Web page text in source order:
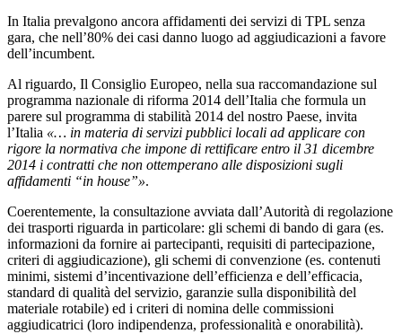
In Italia prevalgono ancora affidamenti dei servizi di TPL senza
gara, che nell’80% dei casi danno luogo ad aggiudicazioni a favore
dell’incumbent.
Al riguardo, Il Consiglio Europeo, nella sua raccomandazione sul
programma nazionale di riforma 2014 dell’Italia che formula un
parere sul programma di stabilità 2014 del nostro Paese, invita
l’Italia «… in materia di servizi pubblici locali ad applicare con
rigore la normativa che impone di rettificare entro il 31 dicembre
2014 i contratti che non ottemperano alle disposizioni sugli
affidamenti “in house”».
Coerentemente, la consultazione avviata dall’Autorità di regolazione
dei trasporti riguarda in particolare: gli schemi di bando di gara (es.
informazioni da fornire ai partecipanti, requisiti di partecipazione,
criteri di aggiudicazione), gli schemi di convenzione (es. contenuti
minimi, sistemi d’incentivazione dell’efficienza e dell’efficacia,
standard di qualità del servizio, garanzie sulla disponibilità del
materiale rotabile) ed i criteri di nomina delle commissioni
aggiudicatrici (loro indipendenza, professionalità e onorabilità).